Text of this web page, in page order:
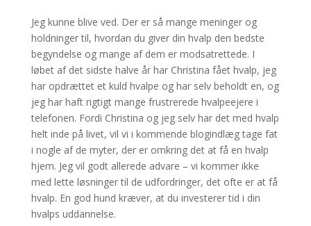
Jeg kunne blive ved. Der er så mange meninger og
holdninger til, hvordan du giver din hvalp den bedste
begyndelse og mange af dem er modsatrettede. I
løbet af det sidste halve år har Christina fået hvalp, jeg
har opdrættet et kuld hvalpe og har selv beholdt en, og
jeg har haft rigtigt mange frustrerede hvalpeejere i
telefonen. Fordi Christina og jeg selv har det med hvalp
helt inde på livet, vil vi i kommende blogindlæg tage fat
i nogle af de myter, der er omkring det at få en hvalp
hjem. Jeg vil godt allerede advare – vi kommer ikke
med lette løsninger til de udfordringer, det ofte er at få
hvalp. En god hund kræver, at du investerer tid i din
hvalps uddannelse.